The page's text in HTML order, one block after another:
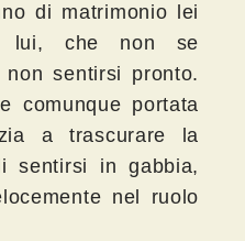
di matrimonio lei
lui, che non se
non sentirsi pronto.
comunque portata
a trascurare la
sentirsi in gabbia,
nel ruolo